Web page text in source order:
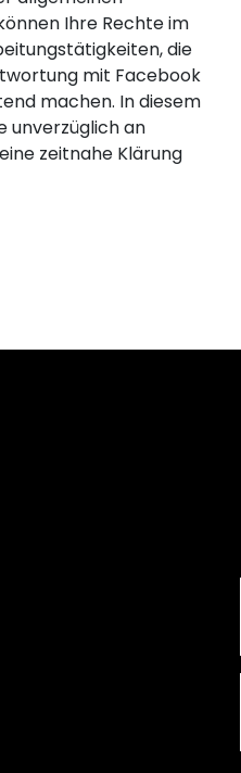
Ihre Rechte im
die
mit Facebook
machen. In diesem
unverzüglich an
zeitnahe Klärung